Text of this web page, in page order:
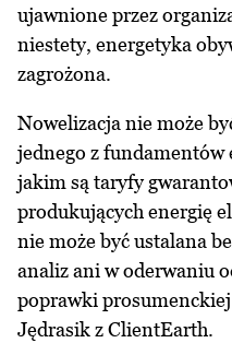
ujawnione przez
niestety, energetyka
zagrożona.
Nowelizacja nie może
jednego z
jakim są taryfy
produkujących energię
nie może być ustalana
analiz ani w oderwaniu
poprawki
Jędrasik z ClientEarth.